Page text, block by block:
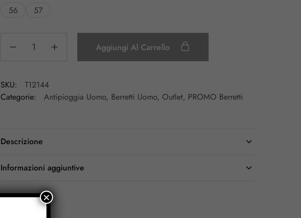
56 57
Aggiungi Al Carrello
SKU:
T12144
Categorie:
Antipioggia Uomo, Berretti Uomo,Outlet, PROMO Berretti
Descrizione
Informazioni aggiuntive
×